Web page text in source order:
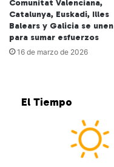
Comunitat Valenciana,
Catalunya, Euskadi, Illes
Balears y Galicia se unen
para sumar esfuerzos
16 de marzo de 2026
El Tiempo